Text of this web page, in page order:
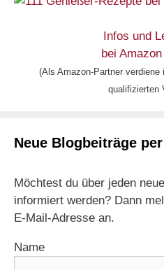
Infos und
bei
(Als Amazon-Partner
qualifizierten
Neue Blogbeiträge
Möchtest du über jeden
informiert werden? Dann
E-Mail-Adresse an.
Name